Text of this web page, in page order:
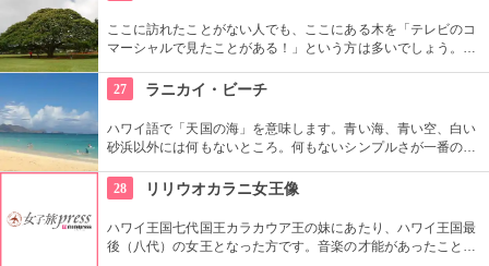
ここに訪れたことがない人でも、ここにある木を「テレビのコ
マーシャルで見たことがある！」という方は多いでしょう。日
樹』がここにあります。実物を見ると、感動しますよ！
27 ラニカイ・ビーチ
ハワイ語で「天国の海」を意味します。青い海、青い空、白い
砂浜以外には何もないところ。何もないシンプルさが一番の売
しまうような穴場です。住宅地から海へ抜ける小道も風情あり
ます。
28 リリウオカラニ女王像
ハワイ王国七代国王カラカウア王の妹にあたり、ハワイ王国最
後（八代）の女王となった方です。音楽の才能があったことで